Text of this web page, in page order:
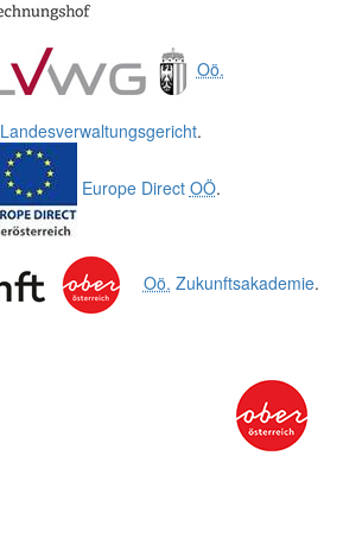
Oö.
Landesverwaltungsgericht.
Europe Direct OÖ.
Oö. Zukunftsakademie.